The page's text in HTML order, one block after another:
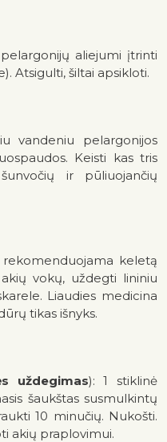
aliejumi įtrinti
Atsigulti, šiltai apsikloti.
vandeniu pelargonijos
Keisti kas tris
ir pūliuojančių
rekomenduojama keletą
vokų, uždegti lininiu
Liaudies medicina
tikas išnyks.
uždegimas): 1 stiklinė
šaukštas susmulkintų
10 minučių. Nukošti.
akių praplovimui.